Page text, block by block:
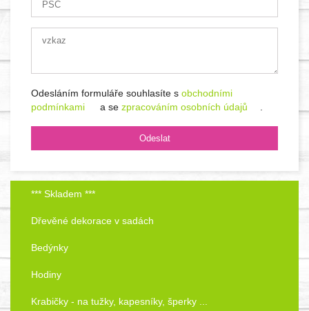
Odesláním formuláře souhlasíte s obchodními
podmínkami
a se zpracováním osobních údajů
*** Skladem ***
Dřevěné dekorace v sadách
Bedýnky
Hodiny
Krabičky - na tužky, kapesníky, šperky ...